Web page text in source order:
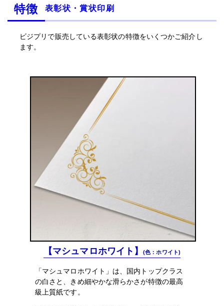
特徴 表彰状・賞状印刷
ビジプリで販売している表彰状の特徴をいくつかご紹介し
ます。
【マシュマロホワイト】(色：ホワイト)
「マシュマロホワイト」は、国内トップクラス
の白さと、きめ細やかな滑らかさが特徴の最高
級上質紙です。